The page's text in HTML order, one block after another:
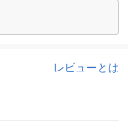
レビューとは